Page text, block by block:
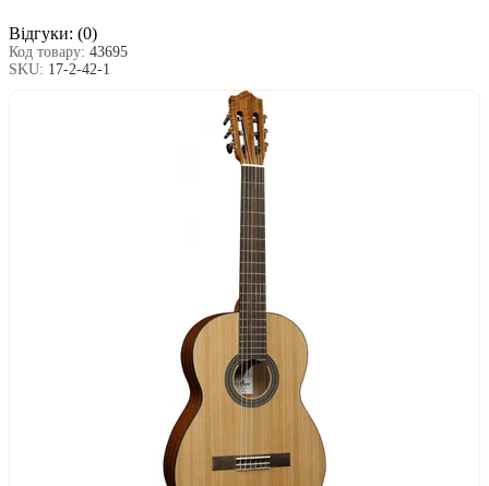
Відгуки: (0)
Код товару: 43695
SKU: 17-2-42-1